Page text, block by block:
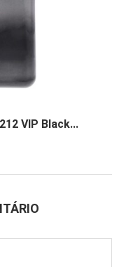
VIP Black...